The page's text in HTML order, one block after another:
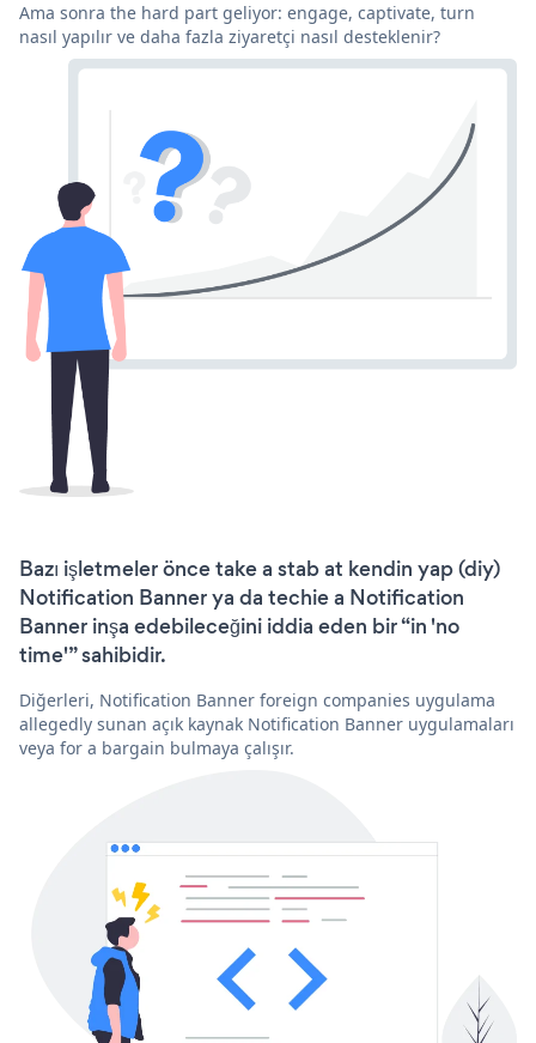
Ama sonra the hard part geliyor: engage, captivate, turn
nasıl yapılır ve daha fazla ziyaretçi nasıl desteklenir?
Bazı işletmeler önce take a stab at kendin yap (diy)
Notification Banner ya da techie a Notification
Banner inşa edebileceğini iddia eden bir “in 'no
time'” sahibidir.
Diğerleri, Notification Banner foreign companies uygulama
allegedly sunan açık kaynak Notification Banner uygulamaları
veya for a bargain bulmaya çalışır.